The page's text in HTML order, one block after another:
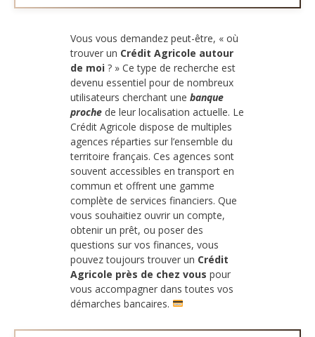
Vous vous demandez peut-être, « où
trouver un Crédit Agricole autour
de moi ? » Ce type de recherche est
devenu essentiel pour de nombreux
utilisateurs cherchant une banque
proche de leur localisation actuelle. Le
Crédit Agricole dispose de multiples
agences réparties sur l’ensemble du
territoire français. Ces agences sont
souvent accessibles en transport en
commun et offrent une gamme
complète de services financiers. Que
vous souhaitiez ouvrir un compte,
obtenir un prêt, ou poser des
questions sur vos finances, vous
pouvez toujours trouver un Crédit
Agricole près de chez vous pour
vous accompagner dans toutes vos
démarches bancaires.